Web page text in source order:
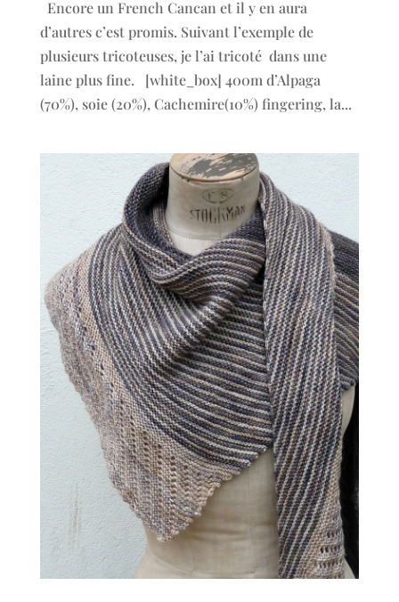
Encore un French Cancan et il y en aura
d’autres c’est promis. Suivant l’exemple de
plusieurs tricoteuses, je l’ai tricoté dans une
laine plus fine. [white_box] 400m d’Alpaga
(70%), soie (20%), Cachemire(10%) fingering, la...